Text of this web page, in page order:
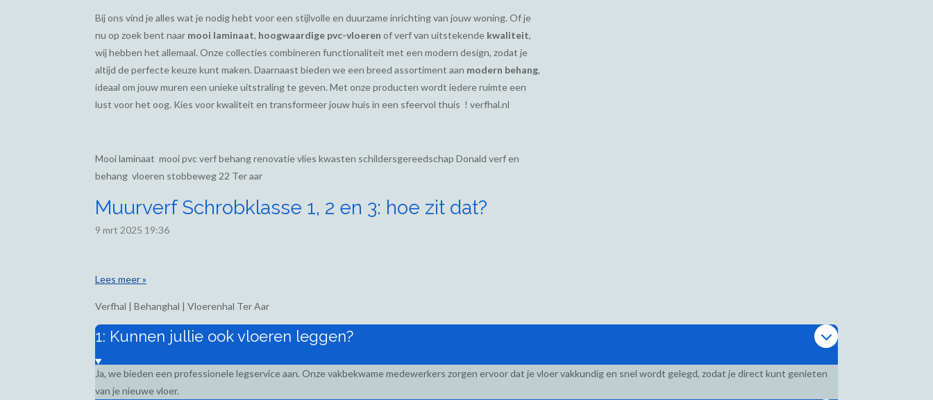
Bij ons vind je alles wat je nodig hebt voor een stijlvolle en duurzame inrichting van jouw woning. Of je
nu op zoek bent naar mooi laminaat, hoogwaardige pvc-vloeren of verf van uitstekende kwaliteit,
wij hebben het allemaal. Onze collecties combineren functionaliteit met een modern design, zodat je
altijd de perfecte keuze kunt maken. Daarnaast bieden we een breed assortiment aan modern behang,
ideaal om jouw muren een unieke uitstraling te geven. Met onze producten wordt iedere ruimte een
lust voor het oog. Kies voor kwaliteit en transformeer jouw huis in een sfeervol thuis ! verfhal.nl
Mooi laminaat mooi pvc verf behang renovatie vlies kwasten schildersgereedschap Donald verf en
behang vloeren stobbeweg 22 Ter aar
Muurverf Schrobklasse 1, 2 en 3: hoe zit dat?
9 mrt 2025 19:36
Lees meer »
Verfhal | Behanghal | Vloerenhal Ter Aar
1: Kunnen jullie ook vloeren leggen?
Ja, we bieden een professionele legservice aan. Onze vakbekwame medewerkers zorgen ervoor dat je vloer vakkundig en snel wordt gelegd, zodat je direct kunt genieten
van je nieuwe vloer.